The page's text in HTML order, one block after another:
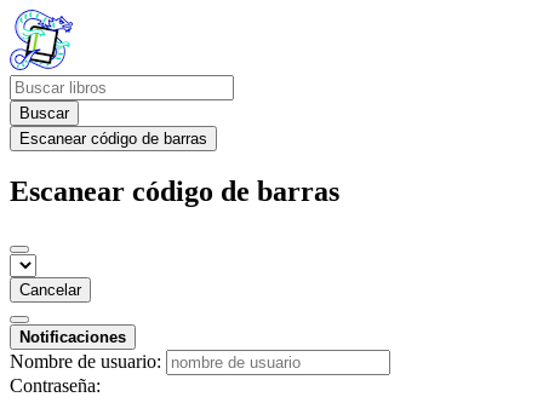
Buscar
Escanear código de barras
Escanear código de barras
Cancelar
Notificaciones
Nombre de usuario:
Contraseña: